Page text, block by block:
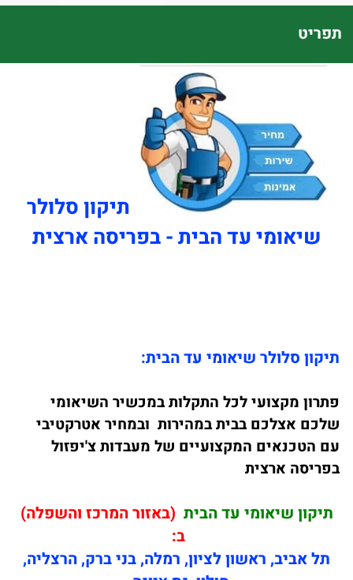
תפריט
תיקון סלולר
שיאומי עד הבית - בפריסה ארצית
תיקון סלולר שיאומי עד הבית:
פתרון מקצועי לכל התקלות במכשיר השיאומי
שלכם אצלכם בבית במהירות ובמחיר אטרקטיבי
עם הטכנאים המקצועיים של מעבדות צ'יפזול
בפריסה ארצית
תיקון שיאומי עד הבית (באזור המרכז והשפלה)
ב:
תל אביב, ראשון לציון, רמלה, בני ברק, הרצליה,